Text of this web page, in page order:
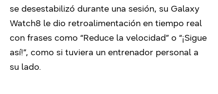
se desestabilizó durante una sesión, su Galaxy
Watch8 le dio retroalimentación en tiempo real
con frases como “Reduce la velocidad” o “¡Sigue
así!”, como si tuviera un entrenador personal a
su lado.